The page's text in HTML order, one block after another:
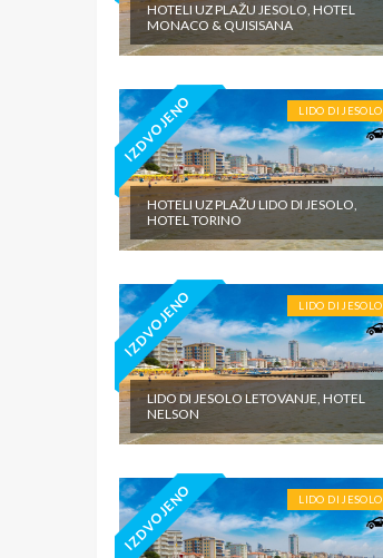
HOTELI UZ PLAŽU JESOLO, HOTEL
MONACO & QUISISANA
IZDVOJENO LIDO DI JESOLO
HOTELI UZ PLAŽU LIDO DI JESOLO,
HOTEL TORINO
IZDVOJENO LIDO DI JESOLO
LIDO DI JESOLO LETOVANJE, HOTEL
NELSON
IZDVOJENO LIDO DI JESOLO